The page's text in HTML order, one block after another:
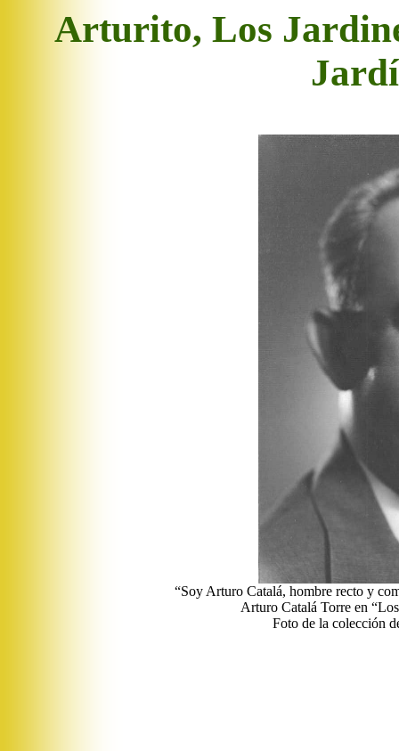
Arturito, Los
“Soy Arturo Catalá, hombre recto y
Arturo Catalá Torre en
Foto de la colección